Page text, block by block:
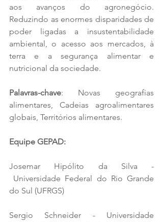
aos avanços do agronegócio.
Reduzindo as enormes disparidades de
poder ligadas a insustentabilidade
ambiental, o acesso aos mercados, à
terra e a segurança alimentar e
nutricional da sociedade.
Palavras-chave: Novas geografias
alimentares, Cadeias agroalimentares
globais, Territórios alimentares.
Equipe GEPAD:
Josemar Hipólito da Silva
Universidade Federal do Rio Grande
do Sul (UFRGS)
Sergio Schneider - Universidade